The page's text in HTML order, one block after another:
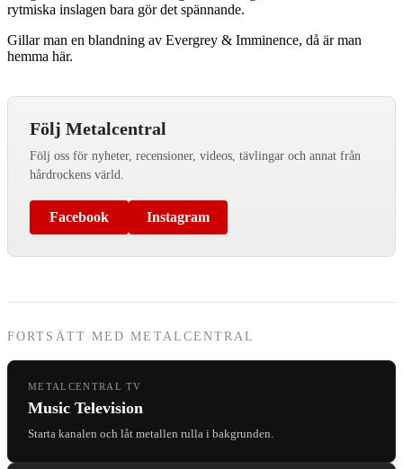
rytmiska inslagen bara gör det spännande.
Gillar man en blandning av Evergrey & Imminence, då är man
hemma här.
Följ Metalcentral
Följ oss för nyheter, recensioner, videos, tävlingar och annat från
hårdrockens värld.
Facebook Instagram
FORTSÄTT MED METALCENTRAL
METALCENTRAL TV
Music Television
Starta kanalen och låt metallen rulla i bakgrunden.